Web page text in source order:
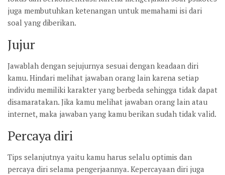
juga membutuhkan ketenangan untuk memahami isi dari
soal yang diberikan.
Jujur
Jawablah dengan sejujurnya sesuai dengan keadaan diri
kamu. Hindari melihat jawaban orang lain karena setiap
individu memiliki karakter yang berbeda sehingga tidak dapat
disamaratakan. Jika kamu melihat jawaban orang lain atau
internet, maka jawaban yang kamu berikan sudah tidak valid.
Percaya diri
Tips selanjutnya yaitu kamu harus selalu optimis dan
percaya diri selama pengerjaannya. Kepercayaan diri juga